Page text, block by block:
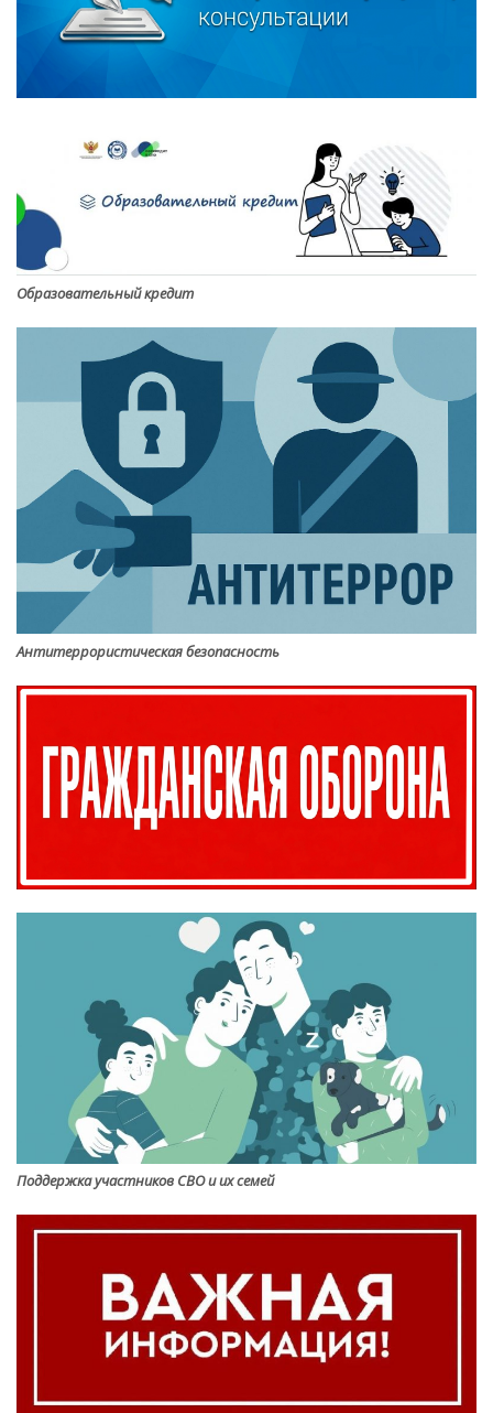
Образовательный кредит
Антитеррористическая безопасность
Поддержка участников СВО и их семей